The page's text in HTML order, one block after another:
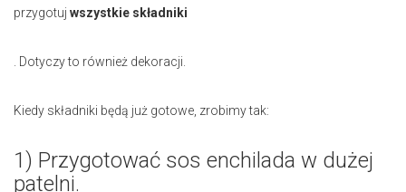
przygotuj wszystkie składniki
. Dotyczy to również dekoracji.
Kiedy składniki będą już gotowe, zrobimy tak:
1) Przygotować sos enchilada w dużej
patelni.